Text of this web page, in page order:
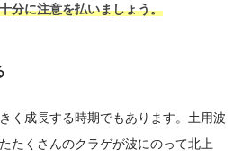
分に注意を払いましょう。
く成長する時期でもあります。土用波
たくさんのクラゲが波にのって北上